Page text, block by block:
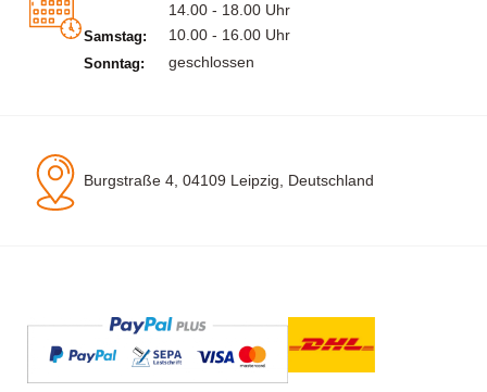
14.00 - 18.00 Uhr
Samstag: 10.00 - 16.00 Uhr
Sonntag: geschlossen
Burgstraße 4, 04109 Leipzig, Deutschland